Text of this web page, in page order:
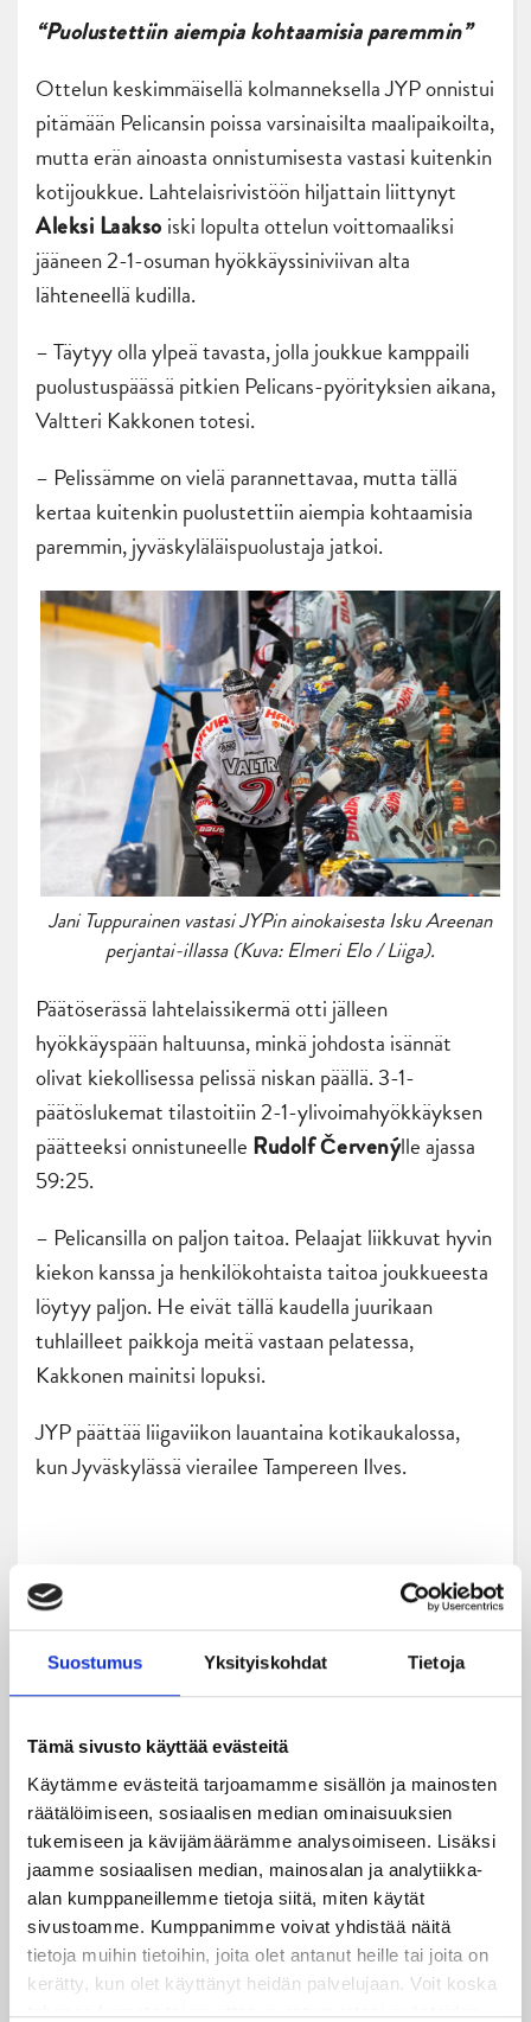
Suostumus Yksityiskohdat Tietoja
Tämä sivusto käyttää evästeitä
Käytämme evästeitä tarjoamamme sisällön ja mainosten
räätälöimiseen, sosiaalisen median ominaisuuksien
tukemiseen ja kävijämäärämme analysoimiseen. Lisäksi
jaamme sosiaalisen median, mainosalan ja analytiikka-
alan kumppaneillemme tietoja siitä, miten käytät
sivustoamme. Kumppanimme voivat yhdistää näitä
tietoja muihin tietoihin, joita olet antanut heille tai joita on
kerätty, kun olet käyttänyt heidän palvelujaan. Voit koska
tahansa kumota tai muuttaa suostumustasi evästeiden
“Puolustettiin aiempia kohtaamisia paremmin”
Ottelun keskimmäisellä kolmanneksella JYP onnistui
pitämään Pelicansin poissa varsinaisilta maalipaikoilta,
mutta erän ainoasta onnistumisesta vastasi kuitenkin
kotijoukkue. Lahtelaisrivistöön hiljattain liittynyt
Aleksi Laakso iski lopulta ottelun voittomaaliksi
jääneen 2-1-osuman hyökkäyssiniviivan alta
lähteneellä kudilla.
– Täytyy olla ylpeä tavasta, jolla joukkue kamppaili
puolustuspäässä pitkien Pelicans-pyörityksien aikana,
Valtteri Kakkonen totesi.
– Pelissämme on vielä parannettavaa, mutta tällä
kertaa kuitenkin puolustettiin aiempia kohtaamisia
paremmin, jyväskyläläispuolustaja jatkoi.
Jani Tuppurainen vastasi JYPin ainokaisesta Isku Areenan
perjantai-illassa (Kuva: Elmeri Elo / Liiga).
Päätöserässä lahtelaissikermä otti jälleen
hyökkäyspään haltuunsa, minkä johdosta isännät
olivat kiekollisessa pelissä niskan päällä. 3-1-
päätöslukemat tilastoitiin 2-1-ylivoimahyökkäyksen
päätteeksi onnistuneelle Rudolf Červenýlle ajassa
59:25.
– Pelicansilla on paljon taitoa. Pelaajat liikkuvat hyvin
kiekon kanssa ja henkilökohtaista taitoa joukkueesta
löytyy paljon. He eivät tällä kaudella juurikaan
tuhlailleet paikkoja meitä vastaan pelatessa,
Kakkonen mainitsi lopuksi.
JYP päättää liigaviikon lauantaina kotikaukalossa,
kun Jyväskylässä vierailee Tampereen Ilves.
Antti Hokkanen
Uusimmat
06.08.2026
JYPin kausi käyntiin Tampere Cupista!